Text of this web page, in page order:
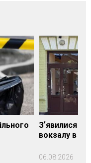
Зʼявилися
вокзалу в
06.08.2026